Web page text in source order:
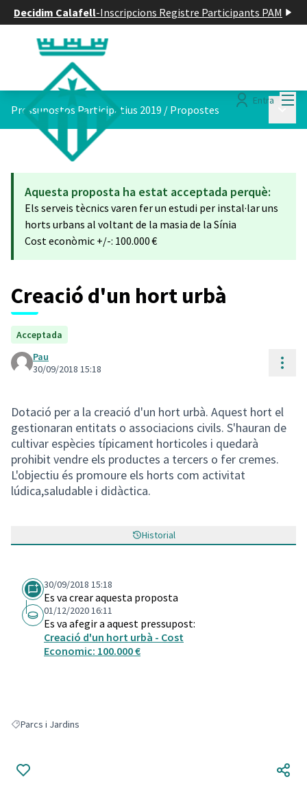
Decidim Calafell-Inscripcions Registre Participants PAM
Entra
Pressupostos Participatius 2019 / Propostes
Aquesta proposta ha estat acceptada perquè:
Els serveis tècnics varen fer un estudi per instal·lar uns
horts urbans al voltant de la masia de la Sínia
Cost econòmic +/-: 100.000 €
Creació d'un hort urbà
Acceptada
Pau
30/09/2018 15:18
Dotació per a la creació d'un hort urbà. Aquest hort el
gestionaran entitats o associacions civils. S'hauran de
cultivar espècies típicament horticoles i quedarà
prohibit vendre els productes a tercers o fer cremes.
L'objectiu és promoure els horts com activitat
lúdica,saludable i didàctica.
Historial
30/09/2018 15:18
Es va crear aquesta proposta
01/12/2020 16:11
Es va afegir a aquest pressupost:
Creació d'un hort urbà - Cost
Economic: 100.000 €
Resultats en filtrar per: Parcs i Jardins
Parcs i Jardins